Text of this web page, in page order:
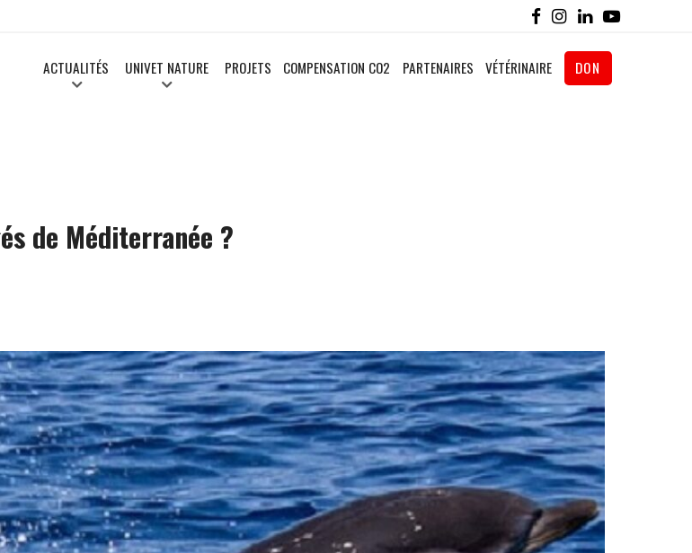
ACTUALITÉS UNIVET NATURE PROJETS COMPENSATION CO2 PARTENAIRES VÉTÉRINAIRE DON
de Méditerranée ?